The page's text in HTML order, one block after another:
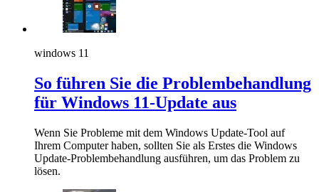
windows 11
So führen Sie die Problembehandlung
für Windows 11-Update aus
Wenn Sie Probleme mit dem Windows Update-Tool auf
Ihrem Computer haben, sollten Sie als Erstes die Windows
Update-Problembehandlung ausführen, um das Problem zu
lösen.